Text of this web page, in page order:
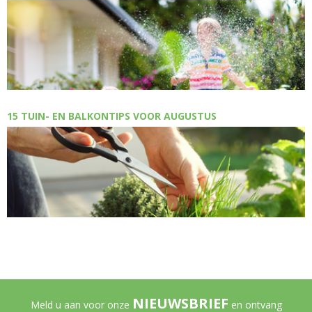
15 TUIN- EN BALKONTIPS VOOR AUGUSTUS
Meld u aan voor onze NIEUWSBRIEF en ontvang